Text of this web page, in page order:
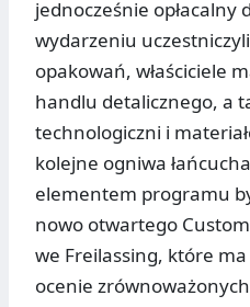
jednocześnie opłacalny
wydarzeniu
opakowań, właściciele
handlu detalicznego, a
technologiczni i
kolejne ogniwa
elementem programu
nowo otwartego
we Freilassing, które ma
ocenie